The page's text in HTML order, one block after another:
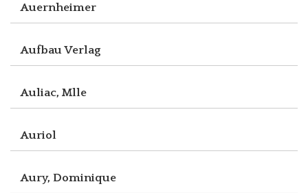
Auernheimer
Aufbau Verlag
Auliac, Mlle
Auriol
Aury, Dominique